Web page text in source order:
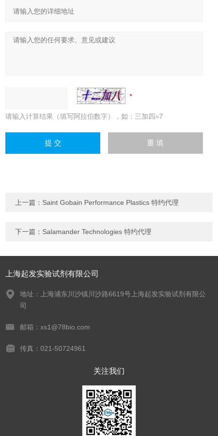
请输入计算结果（填写阿拉伯数字），如：三加四=7
上一篇： Saint Gobain Performance Plastics 特约代理
下一篇： Salamander Technologies 特约代理
上海起发实验试剂有限公司
地址：上海浦东川沙镇川沙路6619号上海起发实验试剂有限公
司
邮箱：xs1@78bio.com
传真：021-50724961
关注我们